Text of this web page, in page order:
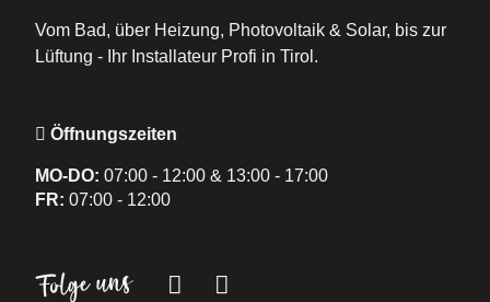
Vom Bad, über Heizung, Photovoltaik & Solar, bis zur
Lüftung - Ihr Installateur Profi in Tirol.
Öffnungszeiten
MO-DO: 07:00 - 12:00 & 13:00 - 17:00
FR: 07:00 - 12:00